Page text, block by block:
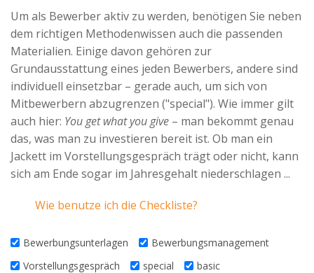
Nutzungsbedingungen
Spenden
Advertiser
Um als Bewerber aktiv zu werden, benötigen Sie neben
dem richtigen Methodenwissen auch die passenden
Materialien. Einige davon gehören zur
Grundausstattung eines jeden Bewerbers, andere sind
individuell einsetzbar – gerade auch, um sich von
Mitbewerbern abzugrenzen ("special"). Wie immer gilt
auch hier: You get what you give – man bekommt genau
das, was man zu investieren bereit ist. Ob man ein
Jackett im Vorstellungsgespräch trägt oder nicht, kann
sich am Ende sogar im Jahresgehalt niederschlagen ...
Wie benutze ich die Checkliste?
Bewerbungsunterlagen
Bewerbungsmanagement
Vorstellungsgespräch
special
basic